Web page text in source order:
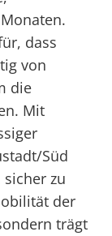
dass
von
die
Mit
Süd
zu
der
trägt